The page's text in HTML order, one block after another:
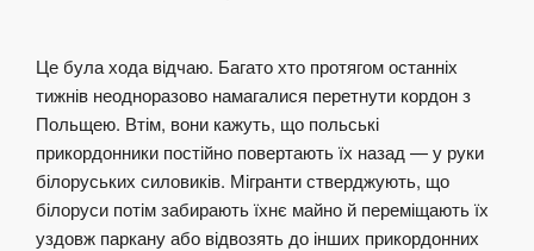
Це була хода відчаю. Багато хто протягом останніх
тижнів неодноразово намагалися перетнути кордон з
Польщею. Втім, вони кажуть, що польські
прикордонники постійно повертають їх назад — у руки
білоруських силовиків. Мігранти стверджують, що
білоруси потім забирають їхнє майно й переміщають їх
уздовж паркану або відвозять до інших прикордонних